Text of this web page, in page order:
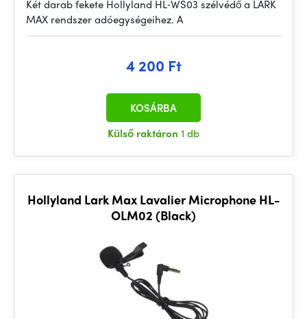
Két darab fekete Hollyland HL‑WS03 szélvédő a LARK
MAX rendszer adóegységeihez. A
4 200 Ft
Külső raktáron 1 db
KOSÁRBA
Hollyland Lark Max Lavalier Microphone HL-
OLM02 (Black)